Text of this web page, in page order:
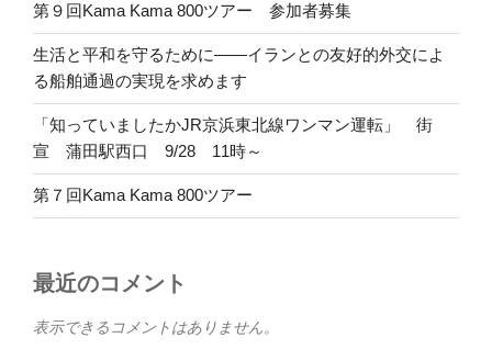
第９回Kama Kama 800ツアー 参加者募集
生活と平和を守るために――イランとの友好的外交によ
る船舶通過の実現を求めます
「知っていましたかJR京浜東北線ワンマン運転」 街
宣 蒲田駅西口 9/28 11時～
第７回Kama Kama 800ツアー
最近のコメント
表示できるコメントはありません。